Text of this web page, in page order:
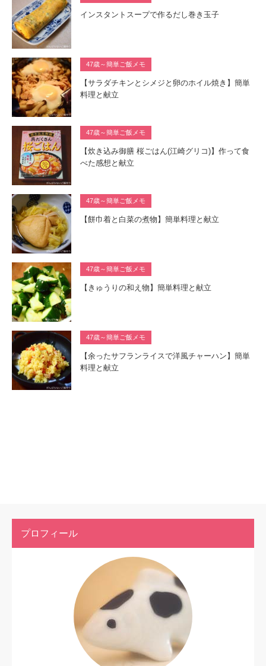
インスタントスープで作るだし巻き玉子
47歳～簡単ご飯メモ
【サラダチキンとシメジと卵のホイル焼き】簡単
料理と献立
47歳～簡単ご飯メモ
【炊き込み御膳 桜ごはん(江崎グリコ)】作って食
べた感想と献立
47歳～簡単ご飯メモ
【餅巾着と白菜の煮物】簡単料理と献立
47歳～簡単ご飯メモ
【きゅうりの和え物】簡単料理と献立
47歳～簡単ご飯メモ
【余ったサフランライスで洋風チャーハン】簡単
料理と献立
プロフィール